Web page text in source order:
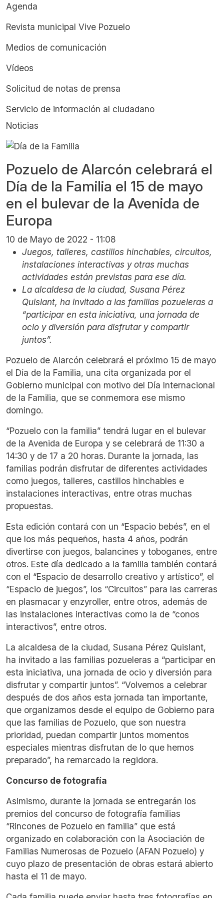
Agenda
Revista municipal Vive Pozuelo
Medios de comunicación
Vídeos
Solicitud de notas de prensa
Servicio de información al ciudadano
Noticias
Pozuelo de Alarcón celebrará el
Día de la Familia el 15 de mayo
en el bulevar de la Avenida de
Europa
10 de Mayo de 2022 - 11:08
Juegos, talleres, castillos hinchables, circuitos,
instalaciones interactivas y otras muchas
actividades están previstas para ese día.
La alcaldesa de la ciudad, Susana Pérez
Quislant, ha invitado a las familias pozueleras a
“participar en esta iniciativa, una jornada de
ocio y diversión para disfrutar y compartir
juntos”.
Pozuelo de Alarcón celebrará el próximo 15 de mayo
el Día de la Familia, una cita organizada por el
Gobierno municipal con motivo del Día Internacional
de la Familia, que se conmemora ese mismo
domingo.
“Pozuelo con la familia” tendrá lugar en el bulevar
de la Avenida de Europa y se celebrará de 11:30 a
14:30 y de 17 a 20 horas. Durante la jornada, las
familias podrán disfrutar de diferentes actividades
como juegos, talleres, castillos hinchables e
instalaciones interactivas, entre otras muchas
propuestas.
Esta edición contará con un “Espacio bebés”, en el
que los más pequeños, hasta 4 años, podrán
divertirse con juegos, balancines y toboganes, entre
otros. Este día dedicado a la familia también contará
con el “Espacio de desarrollo creativo y artístico”, el
“Espacio de juegos”, los “Circuitos” para las carreras
en plasmacar y enzyroller, entre otros, además de
las instalaciones interactivas como la de “conos
interactivos”, entre otros.
La alcaldesa de la ciudad, Susana Pérez Quislant,
ha invitado a las familias pozueleras a “participar en
esta iniciativa, una jornada de ocio y diversión para
disfrutar y compartir juntos”. “Volvemos a celebrar
después de dos años esta jornada tan importante,
que organizamos desde el equipo de Gobierno para
que las familias de Pozuelo, que son nuestra
prioridad, puedan compartir juntos momentos
especiales mientras disfrutan de lo que hemos
preparado”, ha remarcado la regidora.
Concurso de fotografía
Asimismo, durante la jornada se entregarán los
premios del concurso de fotografía familias
“Rincones de Pozuelo en familia” que está
organizado en colaboración con la Asociación de
Familias Numerosas de Pozuelo (AFAN Pozuelo) y
cuyo plazo de presentación de obras estará abierto
hasta el 11 de mayo.